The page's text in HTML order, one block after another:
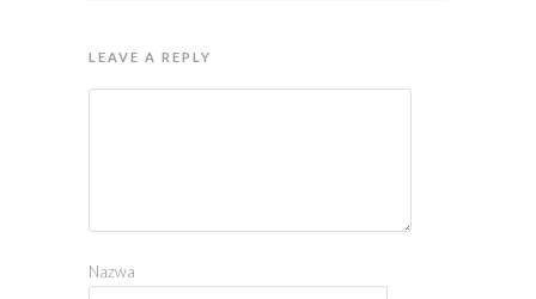
LEAVE A REPLY
Nazwa